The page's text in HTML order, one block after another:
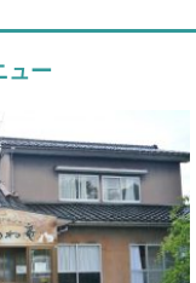
ュー